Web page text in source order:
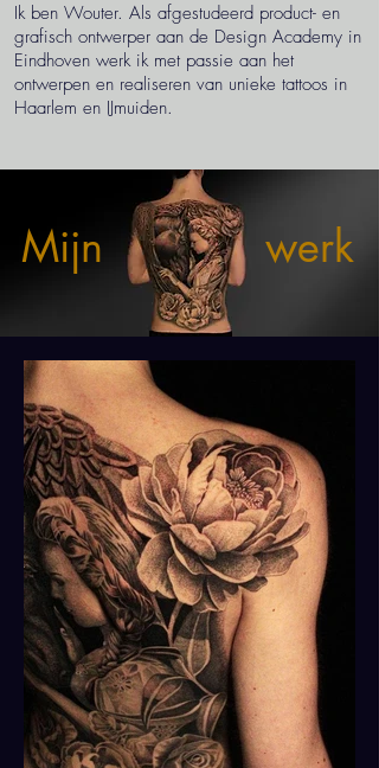
Ik ben Wouter. Als afgestudeerd product- en
grafisch ontwerper aan de Design Academy in
Eindhoven werk ik met passie aan het
ontwerpen en realiseren van unieke tattoos in
Haarlem en IJmuiden.
Mijn werk